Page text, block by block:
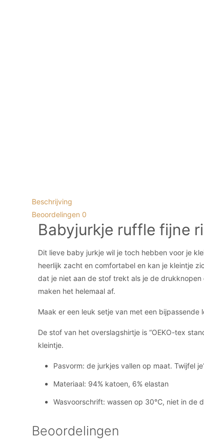
Beschrijving
Beoordelingen 0
Babyjurkje ruffle fijne
Dit lieve baby jurkje wil je toch hebben voor je
heerlijk zacht en comfortabel en kan je kleintje
dat je niet aan de stof trekt als je de
maken het helemaal af.
Maak er een leuk setje van met een
De stof van het overslagshirtje is “OEKO-tex
kleintje.
Pasvorm: de jurkjes vallen op maat. Twijfel
Materiaal: 94% katoen, 6% elastan
Wasvoorschrift: wassen op 30℃, niet in de
Beoordelingen